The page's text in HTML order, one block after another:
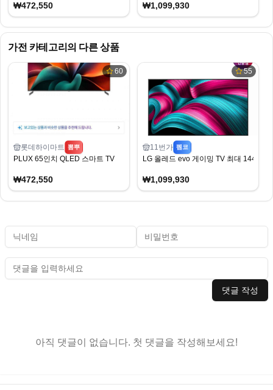
₩472,550 ₩1,099,930
가전 카테고리의 다른 상품
60
롯데하이마트 뽐뿌
PLUX 65인치 QLED 스마트 TV
₩472,550
55
11번가 펨코
LG 올레드 evo 게이밍 TV 최대 144Hz
₩1,099,930
댓글 작성
아직 댓글이 없습니다. 첫 댓글을 작성해보세요!